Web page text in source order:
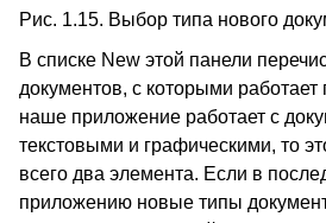
Рис. 1.15. Выбор типа нового
В списке New этой панели
документов, с которыми работает
наше приложение работает с
текстовыми и графическими, то
всего два элемента. Если в
приложению новые типы